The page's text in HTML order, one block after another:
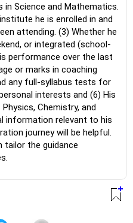
in Science and Mathematics.
he is enrolled in and
attending. (3) Whether he
or integrated (school-
performance over the last
or marks in coaching
any full-syllabus tests for
interests and (6) His
Chemistry, and
information relevant to his
journey will be helpful.
tailor the guidance